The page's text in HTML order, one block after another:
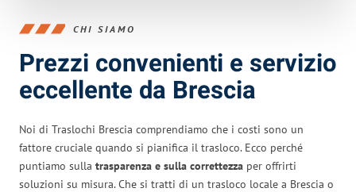
CHI SIAMO
Prezzi convenienti e servizio
eccellente da Brescia
Noi di Traslochi Brescia comprendiamo che i costi sono un
fattore cruciale quando si pianifica il trasloco. Ecco perché
puntiamo sulla trasparenza e sulla correttezza per offrirti
soluzioni su misura. Che si tratti di un trasloco locale a Brescia o